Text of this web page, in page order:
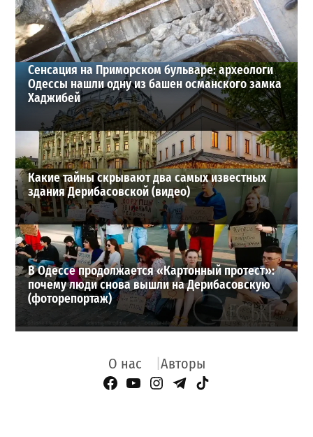
21-07-2026 в 19:23
ВИБОР РЕДАКЦИИ
Сенсация на Приморском бульваре: археологи
Одессы нашли одну из башен османского замка
Хаджибей
Какие тайны скрывают два самых известных
здания Дерибасовской (видео)
В Одессе продолжается «Картонный протест»:
почему люди снова вышли на Дерибасовскую
(фоторепортаж)
О нас Авторы
Facebook Page
YouTube
Instagram
Telegram
TikTok